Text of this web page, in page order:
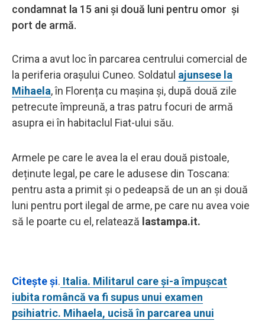
condamnat la 15 ani și două luni pentru omor și
port de armă.
Crima a avut loc în parcarea centrului comercial de
la periferia orașului Cuneo. Soldatul ajunsese la
Mihaela, în Florența cu mașina și, după două zile
petrecute împreună, a tras patru focuri de armă
asupra ei în habitaclul Fiat-ului său.
Armele pe care le avea la el erau două pistoale,
deținute legal, pe care le adusese din Toscana:
pentru asta a primit și o pedeapsă de un an și două
luni pentru port ilegal de arme, pe care nu avea voie
să le poarte cu el, relatează lastampa.it.
Citește și. Italia. Militarul care și-a împușcat
iubita româncă va fi supus unui examen
psihiatric. Mihaela, ucisă în parcarea unui